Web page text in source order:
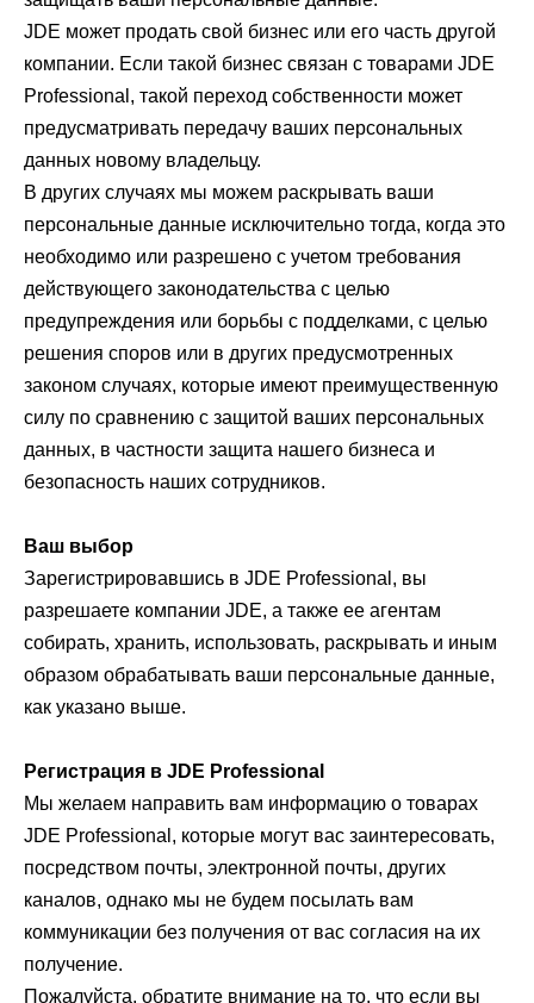
JDE может продать свой бизнес или его часть другой
компании. Если такой бизнес связан с товарами JDE
Professional, такой переход собственности может
предусматривать передачу ваших персональных
данных новому владельцу.
В других случаях мы можем раскрывать ваши
персональные данные исключительно тогда, когда это
необходимо или разрешено с учетом требования
действующего законодательства с целью
предупреждения или борьбы с подделками, с целью
решения споров или в других предусмотренных
законом случаях, которые имеют преимущественную
силу по сравнению с защитой ваших персональных
данных, в частности защита нашего бизнеса и
безопасность наших сотрудников.
Ваш выбор
Зарегистрировавшись в JDE Professional, вы
разрешаете компании JDE, а также ее агентам
собирать, хранить, использовать, раскрывать и иным
образом обрабатывать ваши персональные данные,
как указано выше.
Регистрация в JDE Professional
Мы желаем направить вам информацию о товарах
JDE Professional, которые могут вас заинтересовать,
посредством почты, электронной почты, других
каналов, однако мы не будем посылать вам
коммуникации без получения от вас согласия на их
получение.
Пожалуйста, обратите внимание на то, что если вы